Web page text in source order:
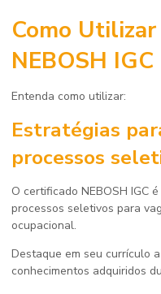
Como
NEBOSH
Entenda como utilizar:
Estratégias
processos
O certificado NEBOSH IGC
processos seletivos para
ocupacional.
Destaque em seu currículo
conhecimentos adquiridos